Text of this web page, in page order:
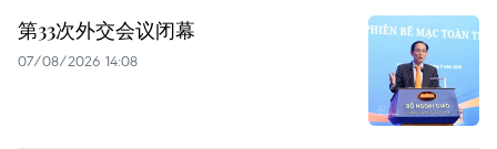
第33次外交会议闭幕
07/08/2026 14:08